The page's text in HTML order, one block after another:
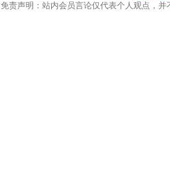
免责声明：站内会员言论仅代表个人观点，